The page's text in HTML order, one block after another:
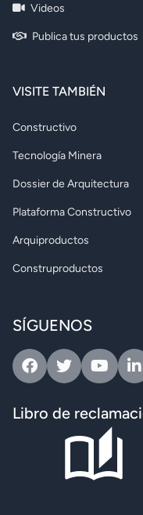
Videos
Publica tus productos
VISITE TAMBIÉN
Constructivo
Tecnología Minera
Dossier de Arquitectura
Plataforma Constructivo
Arquiproductos
Construproductos
SÍGUENOS
FacebookTwitterYoutube
Libro de